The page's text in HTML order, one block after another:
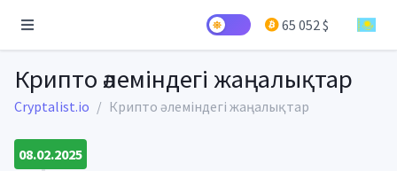
65 052 $
Крипто әлеміндегі жаңалықтар
Cryptalist.io Крипто әлеміндегі жаңалықтар
08.02.2025